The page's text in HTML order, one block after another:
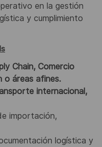
en la gestión
y cumplimiento
Chain, Comercio
o áreas afines.
internacional,
importación,
logística y